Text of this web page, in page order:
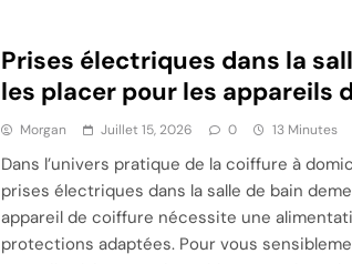
Prises électriques dans la
les placer pour les appareils
Morgan Juillet 15, 2026 0 13 Minutes
Dans l’univers pratique de la coiffure à
prises électriques dans la salle de bain
appareil de coiffure nécessite une
protections adaptées. Pour vous